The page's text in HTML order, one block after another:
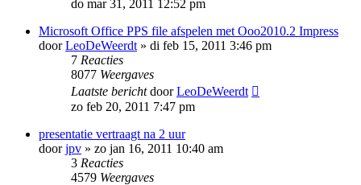
do mar 31, 2011 12:52 pm
Microsoft Office PPS file afspelen met Ooo2010.2 Impress
doorLeoDeWeerdt » di feb 15, 2011 3:46 pm
7 Reacties
8077 Weergaves
Laatste berichtdoorLeoDeWeerdt
zo feb 20, 2011 7:47 pm
presentatie vertraagt na 2 uur
doorjpv » zo jan 16, 2011 10:40 am
3 Reacties
4579 Weergaves